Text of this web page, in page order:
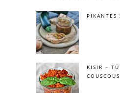
PIKANTES
KISIR –